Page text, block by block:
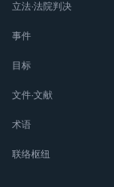
立法∙法院判决
事件
目标
文件∙文献
术语
联络枢纽